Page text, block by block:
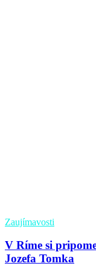
Zaujímavosti
V Ríme si
Jozefa Tomka